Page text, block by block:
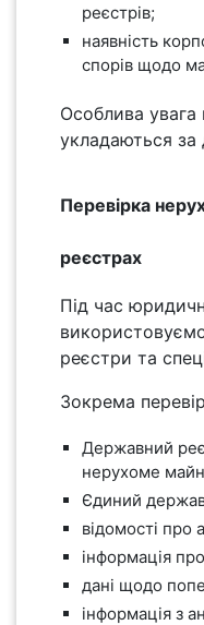
реєстрів;
наявність
спорів щодо
Особлива увага
укладаються за
Перевірка
реєстрах
Під час
реєстри та
Зокрема
Державний
нерухоме
Єдиний
відомості про
інформація
дані щодо
інформація з